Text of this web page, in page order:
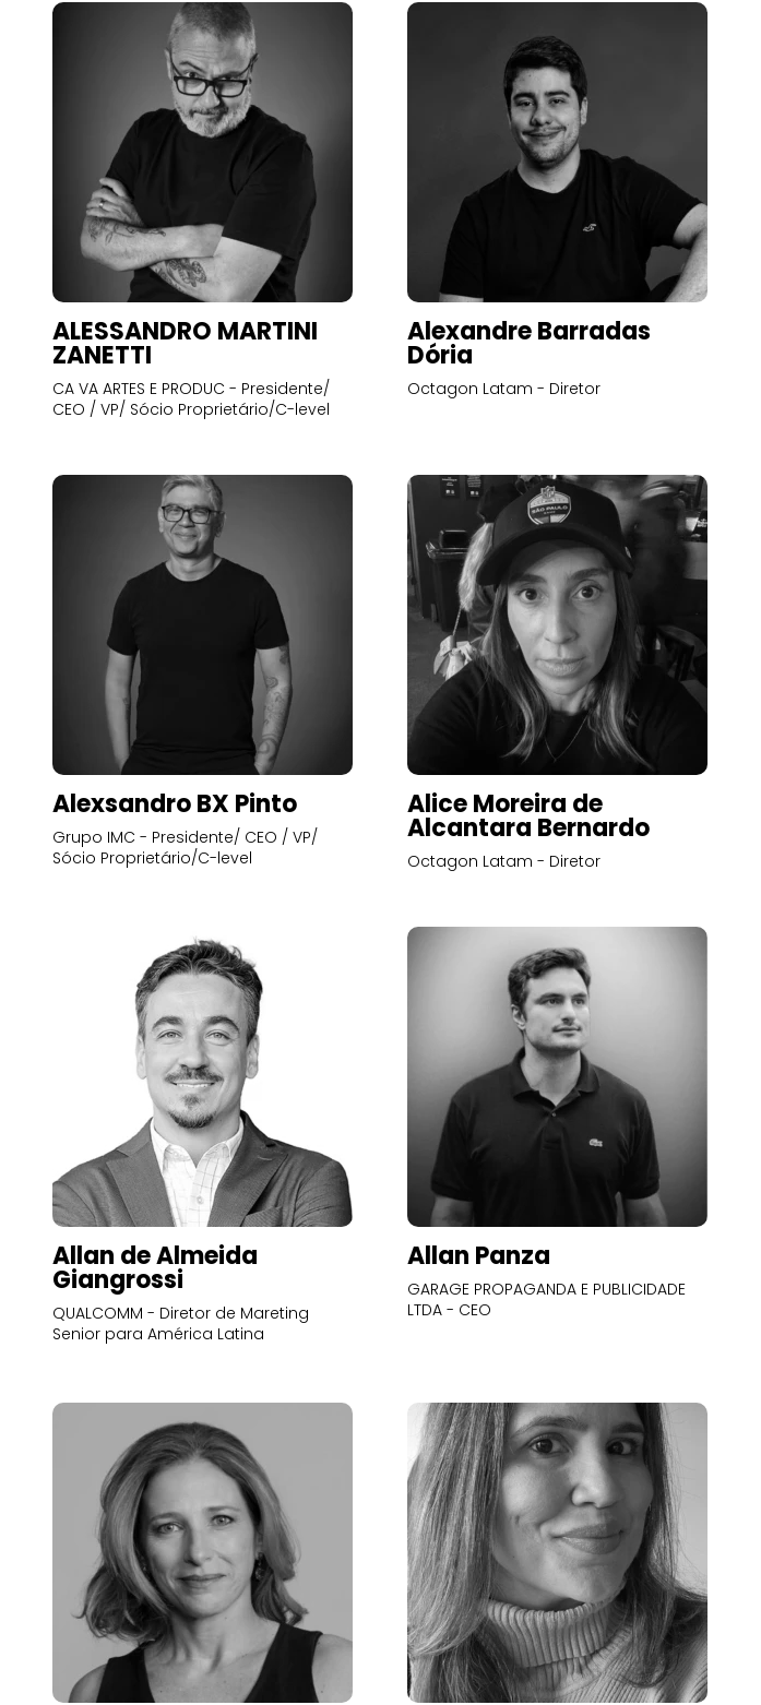
ALESSANDRO MARTINI
ZANETTI
CA VA ARTES E PRODUC - Presidente/
CEO / VP/ Sócio Proprietário/C-level
Alexandre Barradas
Dória
Octagon Latam - Diretor
Alexsandro BX Pinto
Grupo IMC - Presidente/ CEO / VP/
Sócio Proprietário/C-level
Alice Moreira de
Alcantara Bernardo
Octagon Latam - Diretor
Allan de Almeida
Giangrossi
QUALCOMM - Diretor de Mareting
Senior para América Latina
Allan Panza
GARAGE PROPAGANDA E PUBLICIDADE
LTDA - CEO